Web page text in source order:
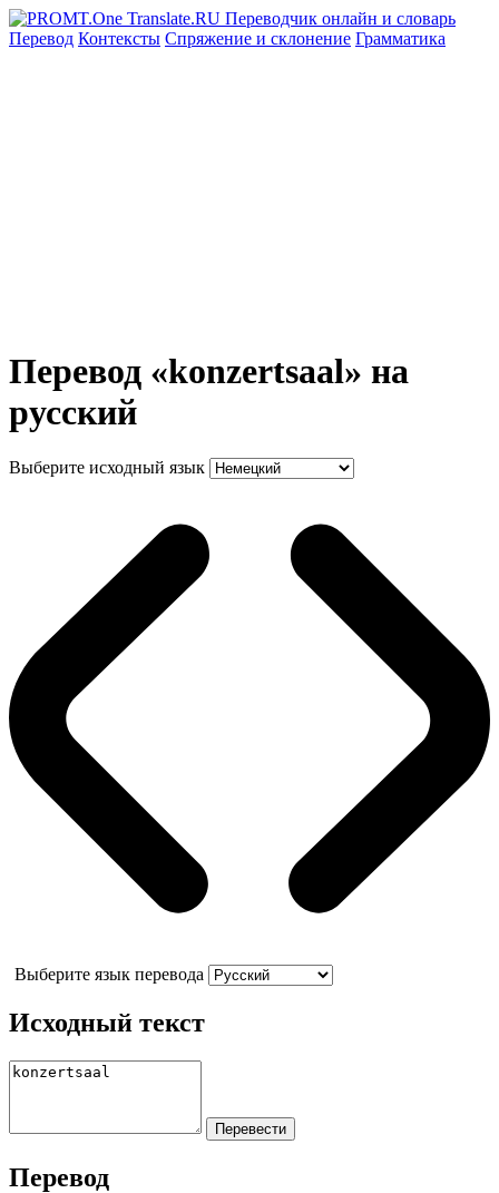
Перевод Контексты Спряжение и склонение Грамматика
Перевод «konzertsaal» на
русский
Выберите исходный язык
Выберите язык перевода
Исходный текст
Перевод